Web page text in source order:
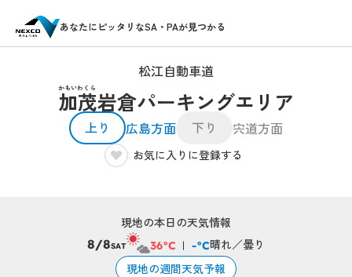
あなたにピッタリなSA・PAが見つかる
松江自動車道
加茂岩倉パーキングエリア
かもいわくら
上り 広島方面 下り 宍道方面
お気に入りに登録する
現地の本日の天気情報
8/8SAT 36°C -°C晴れ／曇り
現地の週間天気予報